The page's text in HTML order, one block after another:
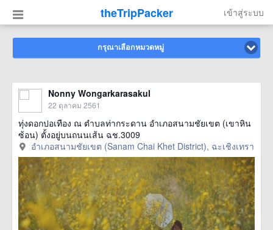
theTripPacker เข้าสู่ระบบ
กรุณาเลือกหมวดหมู่
Nonny Wongarkarasakul
22 ตุลาคม 2561
ทุ่งดอกปอเทือง ณ ตำบลท่ากระดาน อำเภอสนามชัยเขต (เขาหิน
ซ้อน) ตั้งอยู่บนถนนเส้น ฉช.3009
อำเภอสนามชัยเขต (Sanam Chai Khet District), ฉะเชิงเทรา